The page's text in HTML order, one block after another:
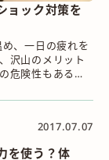
ョック対策を
、一日の疲れを
沢山のメリット
危険性もあるの
2017.07.07
を使う？体